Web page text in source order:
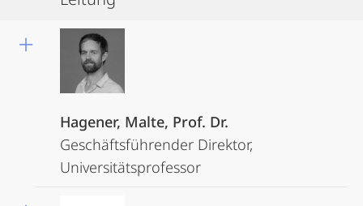
Hagener, Malte, Prof. Dr.
Geschäftsführender Direktor,
Universitätsprofessor